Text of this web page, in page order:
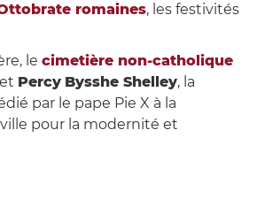
romaines, les festivités
le cimetière non-catholique
et Percy Bysshe Shelley, la
par le pape Pie X à la
pour la modernité et